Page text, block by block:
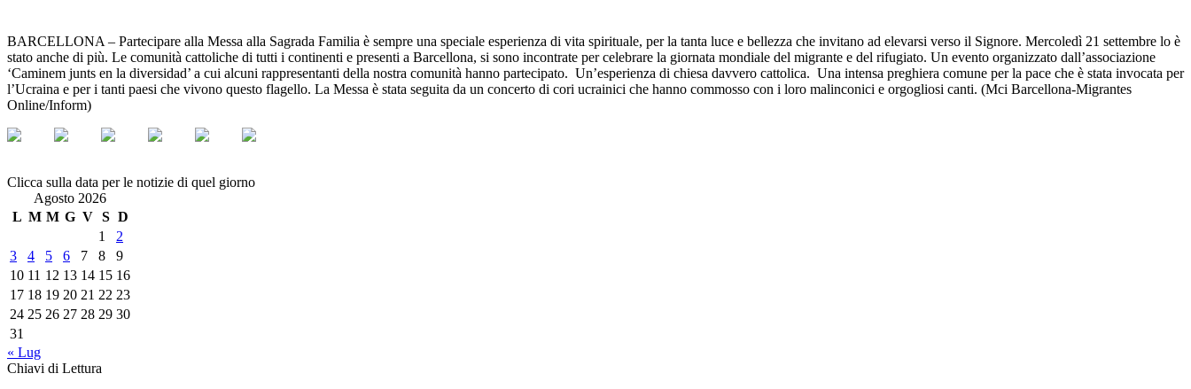
BARCELLONA – Partecipare alla Messa alla Sagrada Familia è sempre una speciale esperienza di vita spirituale, per la tanta luce e bellezza che invitano ad elevarsi verso il Signore. Mercoledì 21 settembre lo è
stato anche di più. Le comunità cattoliche di tutti i continenti e presenti a Barcellona, si sono incontrate per celebrare la giornata mondiale del migrante e del rifugiato. Un evento organizzato dall’associazione
‘Caminem junts en la diversidad’ a cui alcuni rappresentanti della nostra comunità hanno partecipato. Un’esperienza di chiesa davvero cattolica. Una intensa preghiera comune per la pace che è stata invocata per
l’Ucraina e per i tanti paesi che vivono questo flagello. La Messa è stata seguita da un concerto di cori ucrainici che hanno commosso con i loro malinconici e orgogliosi canti. (Mci Barcellona-Migrantes
Online/Inform)
Clicca sulla data per le notizie di quel giorno
Agosto 2026
L M M G V S D
1
2
3
4 5 6 7 8
9
10 11 12 13 14 15 16
17 18 19 20 21 22 23
24 25 26 27 28 29 30
31
« Lug
Chiavi di Lettura